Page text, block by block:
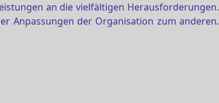
an die vielfältigen Herausforderungen.
Anpassungen der Organisation zum anderen.